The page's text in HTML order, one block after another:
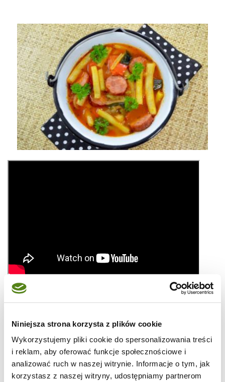
Niniejsza strona korzysta z plików cookie
Wykorzystujemy pliki cookie do spersonalizowania treści
i reklam, aby oferować funkcje społecznościowe i
analizować ruch w naszej witrynie. Informacje o tym, jak
korzystasz z naszej witryny, udostępniamy partnerom
składniki na 4 porcje
500 g fasolki szparagowej
300 g kiełbasy